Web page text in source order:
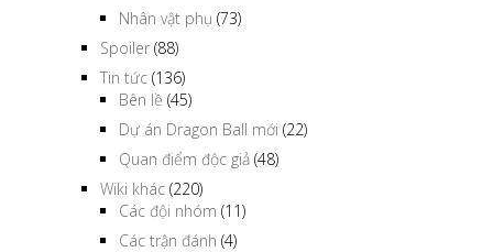
Nhân vật phụ (73)
Spoiler (88)
Tin tức (136)
Bên lề (45)
Dự án Dragon Ball mới (22)
Quan điểm độc giả (48)
Wiki khác (220)
Các đội nhóm (11)
Các trận đánh (4)